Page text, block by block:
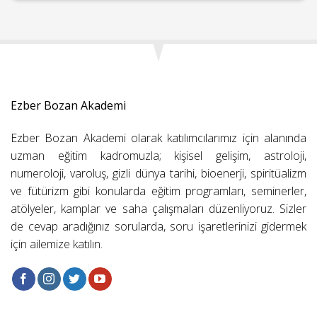
Ezber Bozan Akademi
Ezber Bozan Akademi olarak katılımcılarımız için alanında
uzman eğitim kadromuzla; kişisel gelişim, astroloji,
numeroloji, varoluş, gizli dünya tarihi, bioenerji, spiritüalizm
ve fütürizm gibi konularda eğitim programları, seminerler,
atölyeler, kamplar ve saha çalışmaları düzenliyoruz. Sizler
de cevap aradığınız sorularda, soru işaretlerinizi gidermek
için ailemize katılın.